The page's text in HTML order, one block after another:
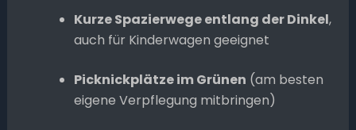
Kurze Spazierwege entlang der Dinkel,
auch für Kinderwagen geeignet
Picknickplätze im Grünen (am besten
eigene Verpflegung mitbringen)